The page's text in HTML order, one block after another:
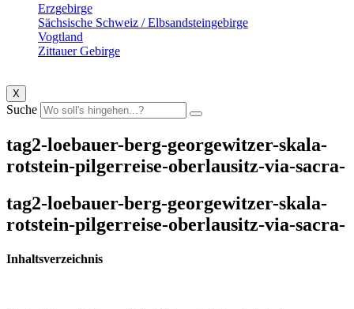
Erzgebirge
Sächsische Schweiz / Elbsandsteingebirge
Vogtland
Zittauer Gebirge
X
Suche
tag2-loebauer-berg-georgewitzer-skala-
rotstein-pilgerreise-oberlausitz-via-sacra-
tag2-loebauer-berg-georgewitzer-skala-
rotstein-pilgerreise-oberlausitz-via-sacra-
Inhaltsverzeichnis